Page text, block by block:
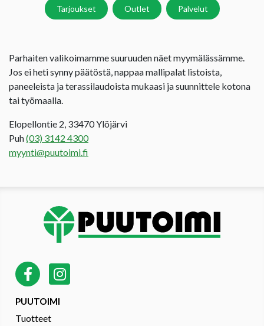
Tarjoukset Outlet Palvelut
Parhaiten valikoimamme suuruuden näet myymälässämme.
Jos ei heti synny päätöstä, nappaa mallipalat listoista,
paneeleista ja terassilaudoista mukaasi ja suunnittele kotona
tai työmaalla.
Elopellontie 2, 33470 Ylöjärvi
Puh(03) 3142 4300
myynti@puutoimi.fi
PUUTOIMI
Tuotteet